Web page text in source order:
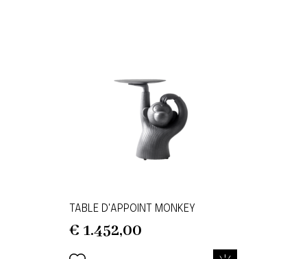
TABLE D'APPOINT MONKEY
€ 1.452,00